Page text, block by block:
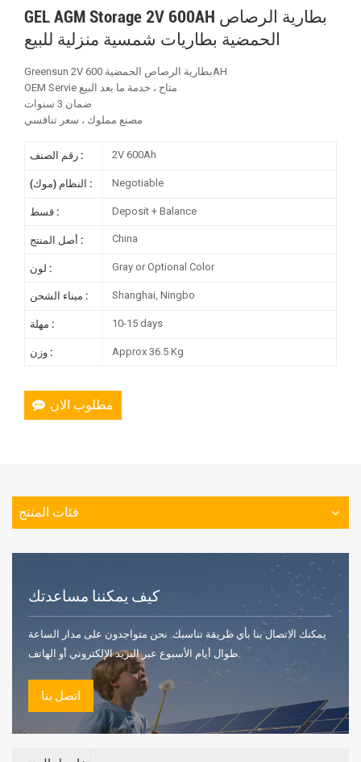
GEL AGM Storage 2V 600AH بطارية الرصاص
الحمضية بطاريات شمسية منزلية للبيع
Greensun 2V بطارية الرصاص الحمضية 600AH
OEM Servie متاح ، خدمة ما بعد البيع
ضمان 3 سنوات
مصنع مملوك ، سعر تنافسي
رقم الصنف : 2V 600Ah
النظام (موك) : Negotiable
قسط : Deposit + Balance
أصل المنتج : China
لون : Gray or Optional Color
ميناء الشحن : Shanghai, Ningbo
مهلة : 10-15 days
وزن : Approx 36.5 Kg
مطلوب الان
فئات المنتج
كيف يمكننا مساعدتك
يمكنك الاتصال بنا بأي طريقة تناسبك. نحن متواجدون على مدار الساعة
طوال أيام الأسبوع عبر البريد الإلكتروني أو الهاتف.
اتصل بنا